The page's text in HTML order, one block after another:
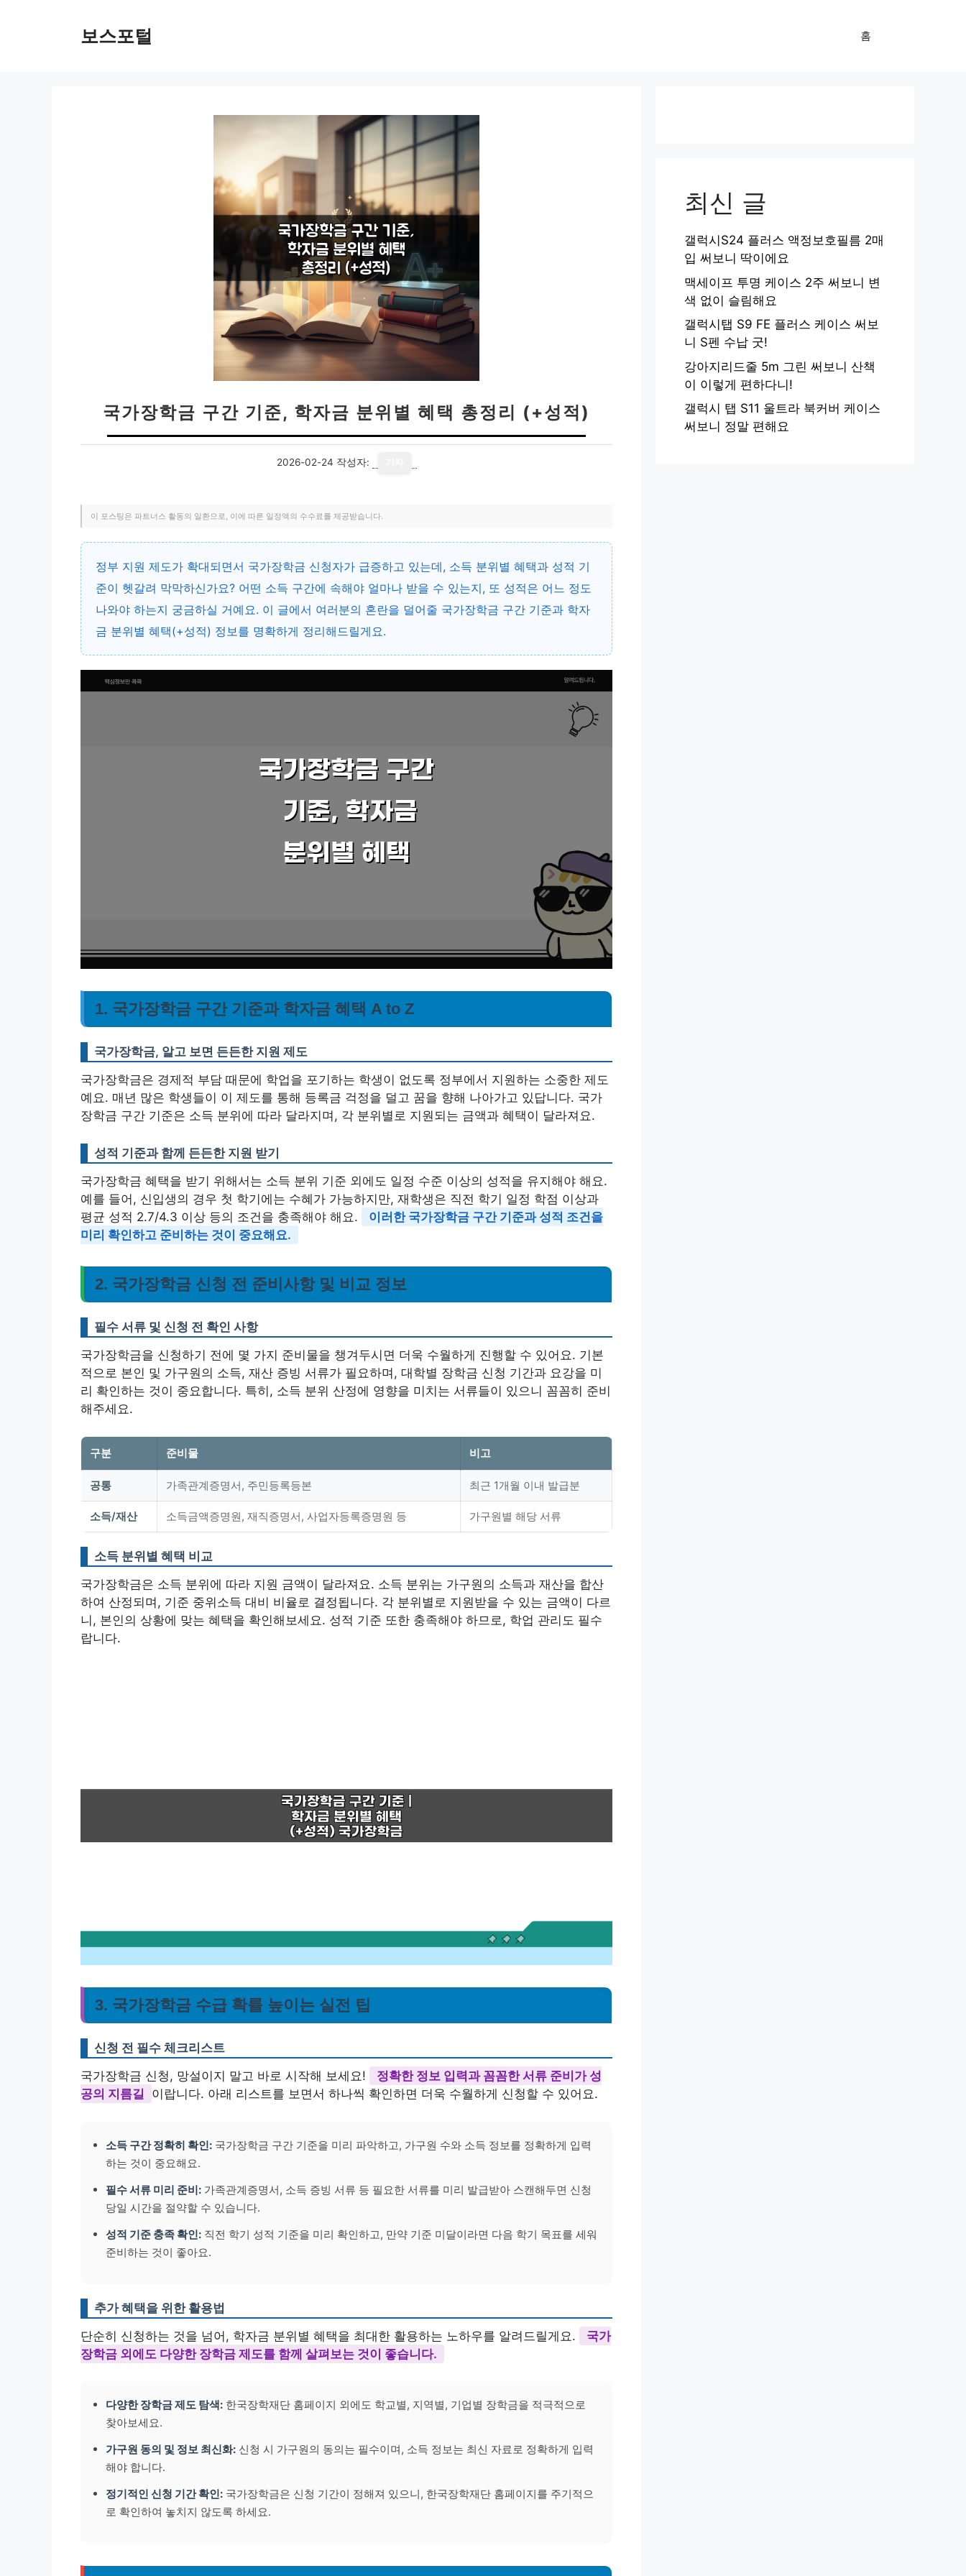
보스포털 홈
국가장학금 구간 기준, 학자금 분위별 혜택 총정리 (+성적)
2026-02-24 작성자:
이 포스팅은 파트너스 활동의 일환으로, 이에 따른 일정액의 수수료를 제공받습니다.
정부 지원 제도가 확대되면서 국가장학금 신청자가 급증하고 있는데, 소득 분위별 혜택과 성적 기
준이 헷갈려 막막하신가요? 어떤 소득 구간에 속해야 얼마나 받을 수 있는지, 또 성적은 어느 정도
나와야 하는지 궁금하실 거예요. 이 글에서 여러분의 혼란을 덜어줄 국가장학금 구간 기준과 학자
금 분위별 혜택(+성적) 정보를 명확하게 정리해드릴게요.
1. 국가장학금 구간 기준과 학자금 혜택 A to Z
국가장학금, 알고 보면 든든한 지원 제도
국가장학금은 경제적 부담 때문에 학업을 포기하는 학생이 없도록 정부에서 지원하는 소중한 제도
예요. 매년 많은 학생들이 이 제도를 통해 등록금 걱정을 덜고 꿈을 향해 나아가고 있답니다. 국가
장학금 구간 기준은 소득 분위에 따라 달라지며, 각 분위별로 지원되는 금액과 혜택이 달라져요.
성적 기준과 함께 든든한 지원 받기
국가장학금 혜택을 받기 위해서는 소득 분위 기준 외에도 일정 수준 이상의 성적을 유지해야 해요.
예를 들어, 신입생의 경우 첫 학기에는 수혜가 가능하지만, 재학생은 직전 학기 일정 학점 이상과
평균 성적 2.7/4.3 이상 등의 조건을 충족해야 해요.
이러한 국가장학금 구간 기준과 성적 조건을
미리 확인하고 준비하는 것이 중요해요.
2. 국가장학금 신청 전 준비사항 및 비교 정보
필수 서류 및 신청 전 확인 사항
국가장학금을 신청하기 전에 몇 가지 준비물을 챙겨두시면 더욱 수월하게 진행할 수 있어요. 기본
적으로 본인 및 가구원의 소득, 재산 증빙 서류가 필요하며, 대학별 장학금 신청 기간과 요강을 미
리 확인하는 것이 중요합니다. 특히, 소득 분위 산정에 영향을 미치는 서류들이 있으니 꼼꼼히 준비
해주세요.
구분 준비물 비고
공통 가족관계증명서, 주민등록등본 최근 1개월 이내 발급분
소득/재산 소득금액증명원, 재직증명서, 사업자등록증명원 등 가구원별 해당 서류
소득 분위별 혜택 비교
국가장학금은 소득 분위에 따라 지원 금액이 달라져요. 소득 분위는 가구원의 소득과 재산을 합산
하여 산정되며, 기준 중위소득 대비 비율로 결정됩니다. 각 분위별로 지원받을 수 있는 금액이 다르
니, 본인의 상황에 맞는 혜택을 확인해보세요. 성적 기준 또한 충족해야 하므로, 학업 관리도 필수
랍니다.
3. 국가장학금 수급 확률 높이는 실전 팁
신청 전 필수 체크리스트
국가장학금 신청, 망설이지 말고 바로 시작해 보세요!
정확한 정보 입력과 꼼꼼한 서류 준비가 성
공의 지름길
이랍니다. 아래 리스트를 보면서 하나씩 확인하면 더욱 수월하게 신청할 수 있어요.
소득 구간 정확히 확인: 국가장학금 구간 기준을 미리 파악하고, 가구원 수와 소득 정보를 정확하게 입력
하는 것이 중요해요.
필수 서류 미리 준비: 가족관계증명서, 소득 증빙 서류 등 필요한 서류를 미리 발급받아 스캔해두면 신청
당일 시간을 절약할 수 있습니다.
성적 기준 충족 확인: 직전 학기 성적 기준을 미리 확인하고, 만약 기준 미달이라면 다음 학기 목표를 세워
준비하는 것이 좋아요.
추가 혜택을 위한 활용법
단순히 신청하는 것을 넘어, 학자금 분위별 혜택을 최대한 활용하는 노하우를 알려드릴게요.
국가
장학금 외에도 다양한 장학금 제도를 함께 살펴보는 것이 좋습니다.
다양한 장학금 제도 탐색: 한국장학재단 홈페이지 외에도 학교별, 지역별, 기업별 장학금을 적극적으로
찾아보세요.
가구원 동의 및 정보 최신화: 신청 시 가구원의 동의는 필수이며, 소득 정보는 최신 자료로 정확하게 입력
해야 합니다.
정기적인 신청 기간 확인: 국가장학금은 신청 기간이 정해져 있으니, 한국장학재단 홈페이지를 주기적으
로 확인하여 놓치지 않도록 하세요.
최신 글
갤럭시S24 플러스 액정보호필름 2매
입 써보니 딱이에요
맥세이프 투명 케이스 2주 써보니 변
색 없이 슬림해요
갤럭시탭 S9 FE 플러스 케이스 써보
니 S펜 수납 굿!
강아지리드줄 5m 그린 써보니 산책
이 이렇게 편하다니!
갤럭시 탭 S11 울트라 북커버 케이스
써보니 정말 편해요